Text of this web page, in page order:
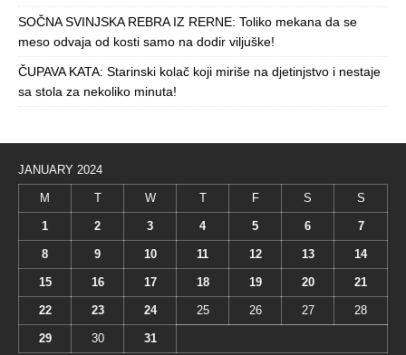
SOČNA SVINJSKA REBRA IZ RERNE: Toliko mekana da se
meso odvaja od kosti samo na dodir viljuške!
ČUPAVA KATA: Starinski kolač koji miriše na djetinjstvo i nestaje
sa stola za nekoliko minuta!
JANUARY 2024
M T W T F S S
1 2 3 4 5 6 7
8 9 10 11 12 13 14
15 16 17 18 19 20 21
22 23 24 25 26 27 28
29 30
31